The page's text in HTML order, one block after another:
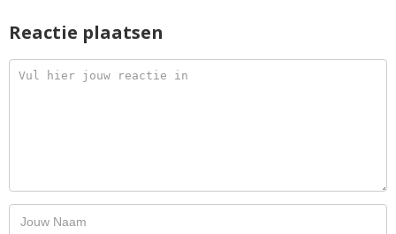
Reactie plaatsen